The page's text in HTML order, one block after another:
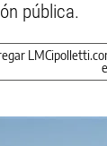
pública.